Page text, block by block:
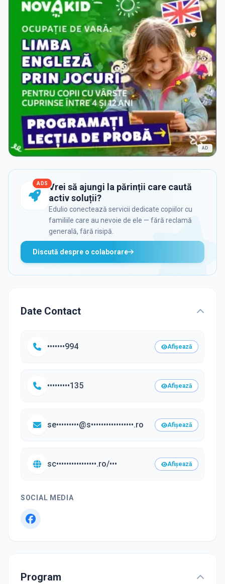
AD
ADS Vrei să ajungi la părinții care caută
activ soluții?
Edulio conectează servicii dedicate copiilor cu
familiile care au nevoie de ele — fără reclamă
generală, fără risipă.
Discută despre o colaborare
Date Contact
•••••••994 Afișează
•••••••••135 Afișează
se•••••••••@s•••••••••••••••••.ro Afișează
sc••••••••••••••••.ro/••• Afișează
SOCIAL MEDIA
Program